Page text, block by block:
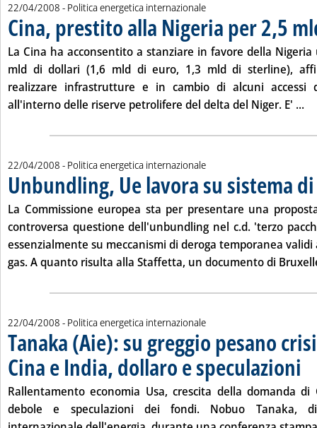
22/04/2008 - Politica energetica internazionale
Cina, prestito alla Nigeria per 2,5
La Cina ha acconsentito a stanziare in favore della
mld di dollari (1,6 mld di euro, 1,3 mld di sterline),
realizzare infrastrutture e in cambio di alcuni accessi
all'interno delle riserve petrolifere del delta del Niger. E' ...
22/04/2008 - Politica energetica internazionale
Unbundling, Ue lavora su sistema
La Commissione europea sta per presentare una
controversa questione dell'unbundling nel c.d. 'terzo
essenzialmente su meccanismi di deroga temporanea
gas. A quanto risulta alla Staffetta, un documento di
22/04/2008 - Politica energetica internazionale
Tanaka (Aie): su greggio pesano
Cina e India, dollaro e speculazioni
Rallentamento economia Usa, crescita della domanda
debole e speculazioni dei fondi. Nobuo Tanaka,